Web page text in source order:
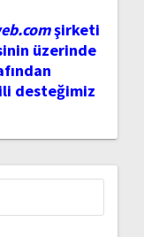
şirketi
üzerinde
desteğimiz